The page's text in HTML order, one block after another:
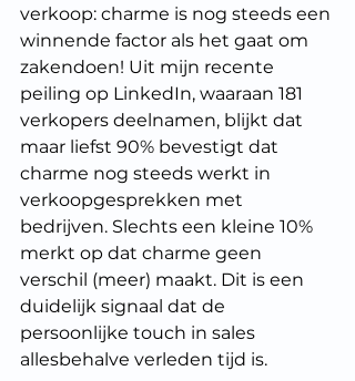
verkoop: charme is nog steeds een
winnende factor als het gaat om
zakendoen! Uit mijn recente
peiling op LinkedIn, waaraan 181
verkopers deelnamen, blijkt dat
maar liefst 90% bevestigt dat
charme nog steeds werkt in
verkoopgesprekken met
bedrijven. Slechts een kleine 10%
merkt op dat charme geen
verschil (meer) maakt. Dit is een
duidelijk signaal dat de
persoonlijke touch in sales
allesbehalve verleden tijd is.